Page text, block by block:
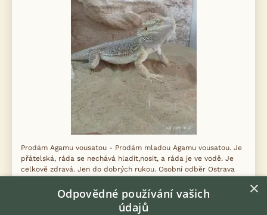
Prodám Agamu vousatou - Prodám mladou Agamu vousatou. Je
přátelská, ráda se nechává hladit,nosit, a ráda je ve vodě. Je
celkově zdravá. Jen do dobrých rukou. Osobní odběr Ostrava
×
Odpovědné používání vašich
údajů